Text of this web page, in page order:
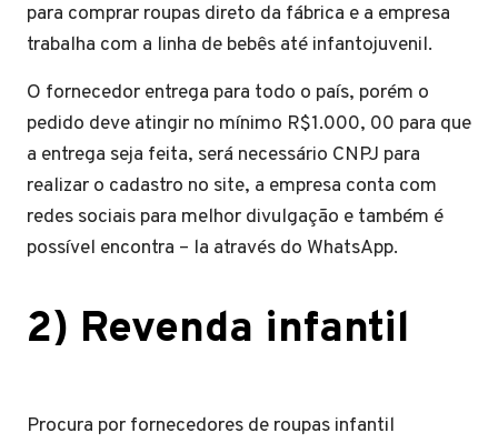
para comprar roupas direto da fábrica e a empresa
trabalha com a linha de bebês até infantojuvenil.
O fornecedor entrega para todo o país, porém o
pedido deve atingir no mínimo R$1.000, 00 para que
a entrega seja feita, será necessário CNPJ para
realizar o cadastro no site, a empresa conta com
redes sociais para melhor divulgação e também é
possível encontra – la através do WhatsApp.
2) Revenda infantil
Procura por fornecedores de roupas infantil